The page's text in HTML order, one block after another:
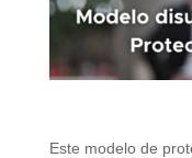
Este modelo de